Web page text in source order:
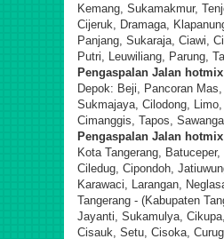
Kemang, Sukamakmur,
Cijeruk, Dramaga,
Panjang, Sukaraja, Ciawi,
Putri, Leuwiliang, Parung,
Pengaspalan Jalan hotmix
Depok: Beji, Pancoran Mas,
Sukmajaya, Cilodong, Limo,
Cimanggis, Tapos,
Pengaspalan Jalan hotmix
Kota Tangerang, Batuceper,
Ciledug, Cipondoh,
Karawaci, Larangan,
Tangerang - (Kabupaten
Jayanti, Sukamulya,
Cisauk, Setu, Cisoka,